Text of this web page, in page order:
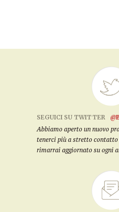
SEGUICI SU TWITTER
Abbiamo aperto un nuovo
tenerci più a stretto
rimarrai aggiornato su ogni